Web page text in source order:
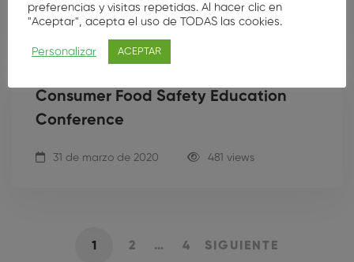
15 de mayo de 2020 435 views
Consumer Food Safety Education
Conference
31 de marzo de 2020 481 views
1 2 … 4 SIGUIENTE
preferencias y visitas repetidas. Al hacer clic en
"Aceptar", acepta el uso de TODAS las cookies.
Personalizar ACEPTAR